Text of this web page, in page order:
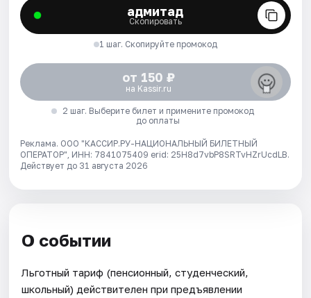
адмитад
Скопировать
1 шаг. Скопируйте промокод
от 150 ₽
на Kassir.ru
2 шаг. Выберите билет и примените промокод
до оплаты
Реклама. ООО "КАССИР.РУ-НАЦИОНАЛЬНЫЙ БИЛЕТНЫЙ
ОПЕРАТОР", ИНН: 7841075409 erid: 25H8d7vbP8SRTvHZrUcdLB.
Действует до 31 августа 2026
О событии
Льготный тариф (пенсионный, студенческий,
школьный) действителен при предъявлении